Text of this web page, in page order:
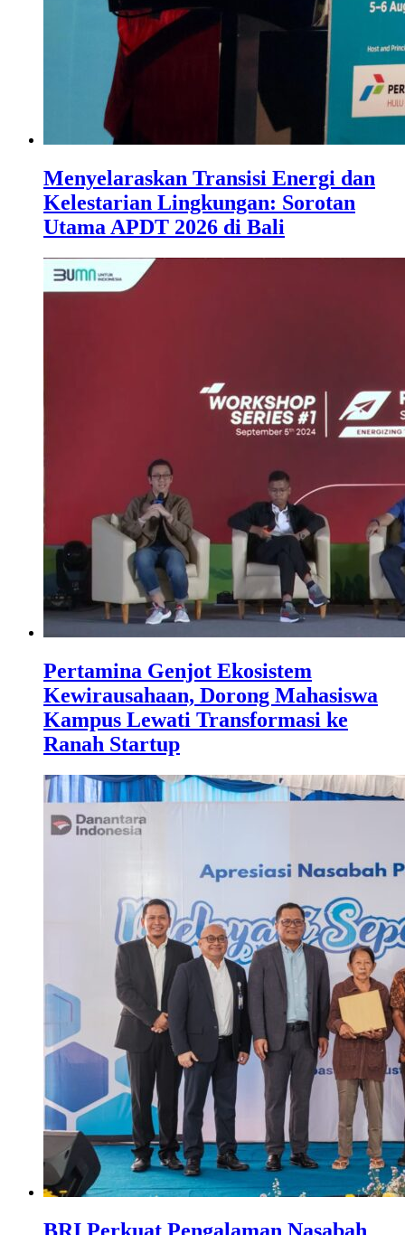
Menyelaraskan Transisi Energi dan
Kelestarian Lingkungan: Sorotan
Utama APDT 2026 di Bali
Pertamina Genjot Ekosistem
Kewirausahaan, Dorong Mahasiswa
Kampus Lewati Transformasi ke
Ranah Startup
BRI Perkuat Pengalaman Nasabah